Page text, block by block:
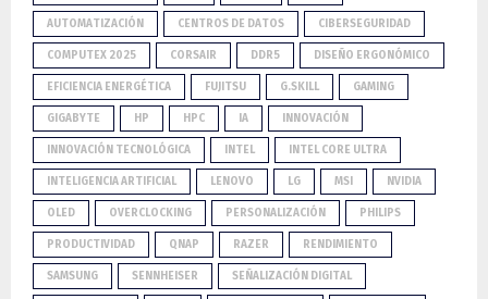
AUTOMATIZACIÓN CENTROS DE DATOS CIBERSEGURIDAD
COMPUTEX 2025 CORSAIR DDR5 DISEÑO ERGONÓMICO
EFICIENCIA ENERGÉTICA FUJITSU G.SKILL GAMING
GIGABYTE HP HPC IA INNOVACIÓN
INNOVACIÓN TECNOLÓGICA INTEL INTEL CORE ULTRA
INTELIGENCIA ARTIFICIAL LENOVO LG MSI NVIDIA
OLED OVERCLOCKING PERSONALIZACIÓN PHILIPS
PRODUCTIVIDAD QNAP RAZER RENDIMIENTO
SAMSUNG SENNHEISER SEÑALIZACIÓN DIGITAL